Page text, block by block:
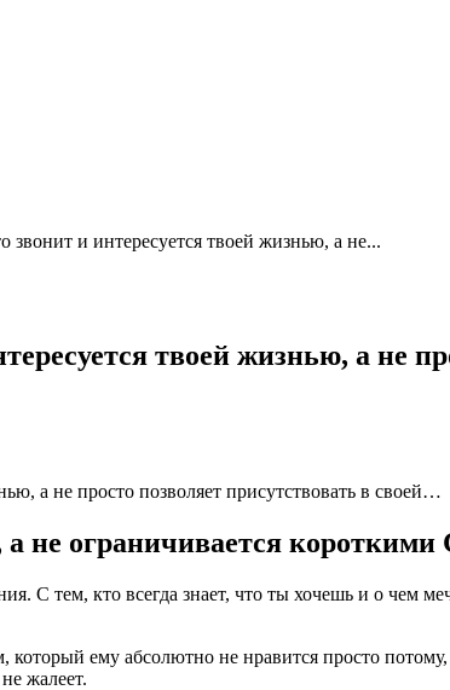
звонит и интересуется твоей жизнью, а не...
твоей жизнью, а не
не ограничивается
С тем, кто всегда знает, что ты хочешь и о чем
ему абсолютно не нравится просто
жалеет.